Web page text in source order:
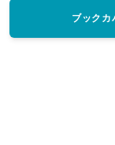
ブック